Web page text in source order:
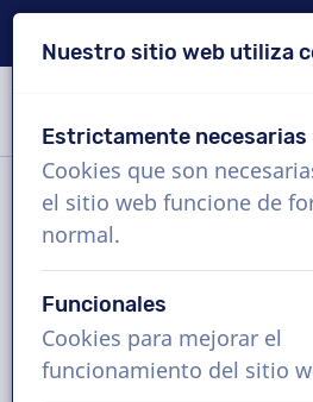
VoiceProductions
Contacto
VoiceProductions
Gaston Crommenlaan 8
9050 Gent
Nuestro sitio web utiliza
Estrictamente necesarias
Cookies que son
el sitio web funcione de
normal.
Funcionales
Cookies para mejorar el
funcionamiento del sitio